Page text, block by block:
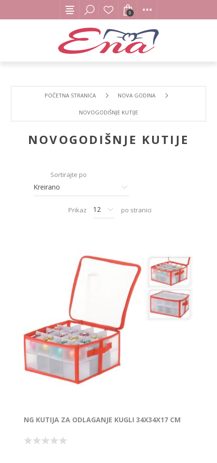
0
POČETNA STRANICA NOVA GODINA
NOVOGODIŠNJE KUTIJE
NOVOGODIŠNJE KUTIJE
Sortirajte po
Prikaz po stranici
NG KUTIJA ZA ODLAGANJE KUGLI 34X34X17 CM